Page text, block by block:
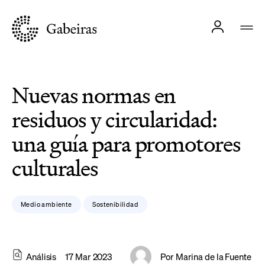
Nuevas normas en
residuos y circularidad:
una guía para promotores
culturales
Medio ambiente Sostenibilidad
Análisis 17 Mar 2023 Por Marina de la Fuente